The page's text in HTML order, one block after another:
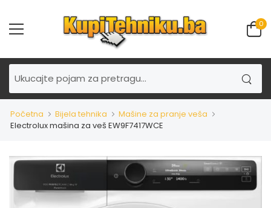
0
Početna Bijela tehnika
Mašine za pranje veša
Electrolux mašina za veš EW9F7417WCE